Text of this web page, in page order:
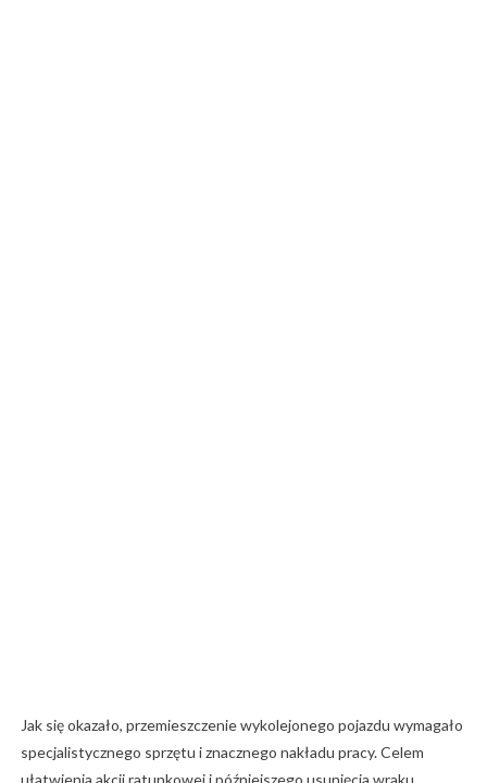
Jak się okazało, przemieszczenie wykolejonego pojazdu wymagało
specjalistycznego sprzętu i znacznego nakładu pracy. Celem